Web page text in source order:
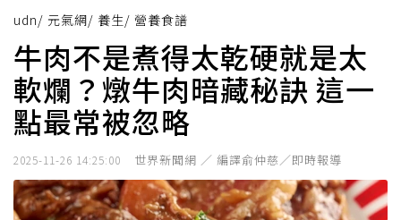
udn/ 元氣網/ 養生/ 營養食譜
牛肉不是煮得太乾硬就是太
軟爛？燉牛肉暗藏秘訣 這一
點最常被忽略
2025-11-26 14:25:00 世界新聞網 ／ 編譯俞仲慈／即時報導